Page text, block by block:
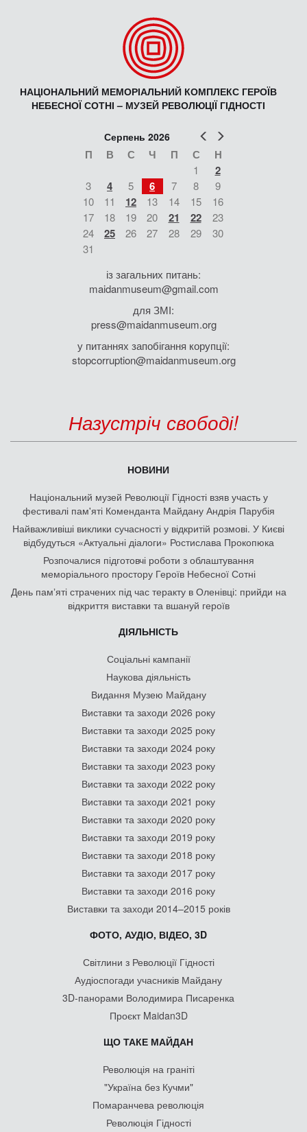
НАЦІОНАЛЬНИЙ МЕМОРІАЛЬНИЙ КОМПЛЕКС ГЕРОЇВ
НЕБЕСНОЇ СОТНІ – МУЗЕЙ РЕВОЛЮЦІЇ ГІДНОСТІ
Попер
Серпень 2026
П В С Ч П С Н
1 2
3 4 5 6 7 8
9
10
11 12 13 14 15
16
17
18 19 20 21 22
23
24
25 26 27 28 29
30
31
із загальних питань:
maidanmuseum@gmail.com
для ЗМІ:
press@maidanmuseum.org
у питаннях запобігання корупції:
stopcorruption@maidanmuseum.org
Назустріч свободі!
НОВИНИ
Національний музей Революції Гідності взяв участь у
фестивалі пам'яті Коменданта Майдану Андрія Парубія
Найважливіші виклики сучасності у відкритій розмові. У Києві
відбудуться «Актуальні діалоги» Ростислава Прокопюка
Розпочалися підготовчі роботи з облаштування
меморіального простору Героїв Небесної Сотні
День памʼяті страчених під час теракту в Оленівці: прийди на
відкриття виставки та вшануй героїв
ДІЯЛЬНІСТЬ
Соціальні кампанії
Наукова діяльність
Видання Музею Майдану
Виставки та заходи 2026 року
Виставки та заходи 2025 року
Виставки та заходи 2024 року
Виставки та заходи 2023 року
Виставки та заходи 2022 року
Виставки та заходи 2021 року
Виставки та заходи 2020 року
Виставки та заходи 2019 року
Виставки та заходи 2018 року
Виставки та заходи 2017 року
Виставки та заходи 2016 року
Виставки та заходи 2014–2015 років
ФОТО, АУДІО, ВІДЕО, 3D
Світлини з Революції Гідності
Аудіоспогади учасників Майдану
3D-панорами Володимира Писаренка
Проєкт Maidan3D
ЩО ТАКЕ МАЙДАН
Революція на граніті
"Україна без Кучми"
Помаранчева революція
Революція Гідності